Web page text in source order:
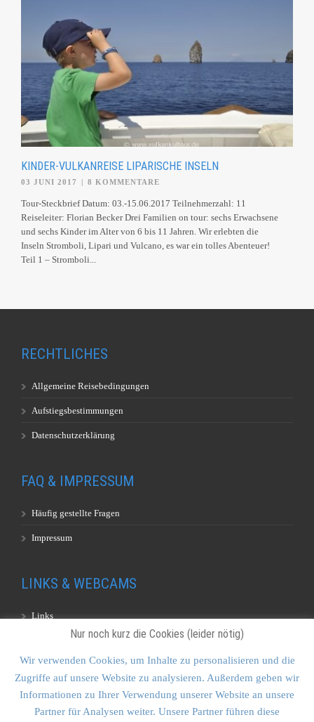
KINDER-VULKANREISE LIPARISCHE INSELN
03 JUNI 2017 8 KOMMENTARE
Tour-Steckbrief Datum: 03.-15.06.2017 Teilnehmerzahl: 11
Reiseleiter: Florian Becker Drei Familien on tour: sechs Erwachsene
und sechs Kinder im Alter von 6 bis 11 Jahren. Wir erlebten die
Inseln Stromboli, Lipari und Vulcano, es war ein tolles Abenteuer!
Teil 1 – Stromboli...
RECHTLICHES
Allgemeine Reisebedingungen
Aufstiegsbestimmungen
Datenschutzerklärung
FAQ & IMPRESSUM
Häufig gestellte Fragen
Impressum
LINKS & WEBCAMS
Links
KONTAKT & SITEMAP
Kontakt
Nur noch kurz die Cookies (leider nötig)
Wir verwenden Cookies, um Inhalte zu personalisieren und die
Zugriffe auf unsere Website zu analysieren. Außerdem geben wir
Informationen zu Ihrer Verwendung unserer Website an unsere
Partner für Analysen weiter. Unsere Partner führen diese